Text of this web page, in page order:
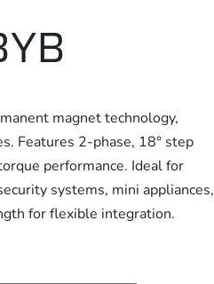
magnet technology,
Features 2-phase, 18° step
performance. Ideal for
systems, mini appliances,
for flexible integration.